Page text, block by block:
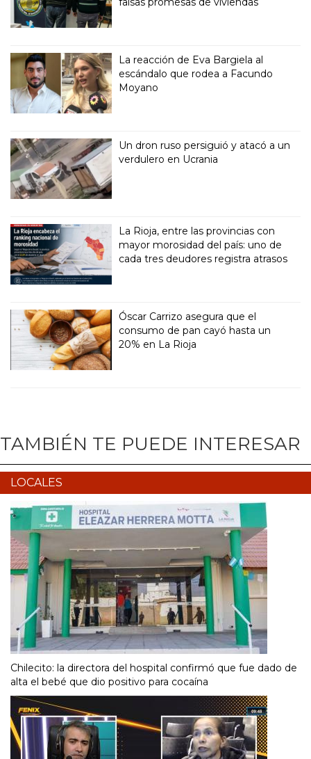
La reacción de Eva Bargiela al
escándalo que rodea a Facundo
Moyano
Un dron ruso persiguió y atacó a un
verdulero en Ucrania
La Rioja, entre las provincias con
mayor morosidad del país: uno de
cada tres deudores registra atrasos
Óscar Carrizo asegura que el
consumo de pan cayó hasta un
20% en La Rioja
TAMBIÉN TE PUEDE INTERESAR
LOCALES
Chilecito: la directora del hospital confirmó que fue dado de
alta el bebé que dio positivo para cocaína